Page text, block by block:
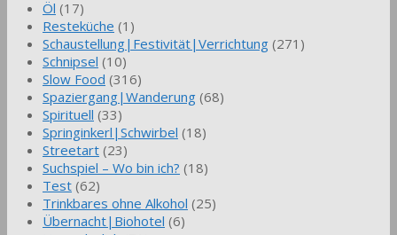
Öl (17)
Resteküche (1)
Schaustellung|Festivität|Verrichtung (271)
Schnipsel (10)
Slow Food (316)
Spaziergang|Wanderung (68)
Spirituell (33)
Springinkerl|Schwirbel (18)
Streetart (23)
Suchspiel – Wo bin ich? (18)
Test (62)
Trinkbares ohne Alkohol (25)
Übernacht|Biohotel (6)